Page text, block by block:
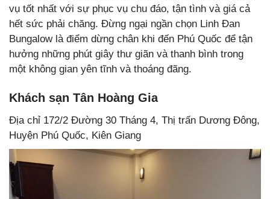
vụ tốt nhất với sự phục vụ chu đáo, tận tình và giá cả
hết sức phải chăng. Đừng ngại ngần chọn Linh Đan
Bungalow là điểm dừng chân khi đến Phú Quốc để tận
hưởng những phút giây thư giãn và thanh bình trong
một không gian yên tĩnh và thoáng đãng.
Khách sạn Tân Hoàng Gia
Địa chỉ 172/2 Đường 30 Tháng 4, Thị trấn Dương Đông,
Huyện Phú Quốc, Kiên Giang